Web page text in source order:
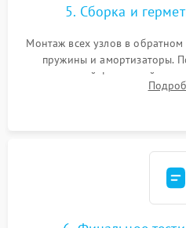
5. Сборка и
Монтаж всех узлов в обратном
пружины и амортизаторы.
надежной фиксацией
герметиком для